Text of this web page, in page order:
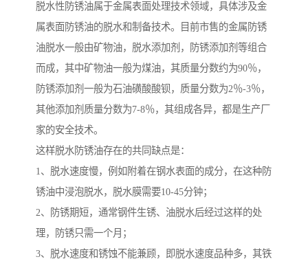
脱水性防锈油属于金属表面处理技术领域，具体涉及金
属表面防锈油的脱水和制备技术。目前市售的金属防锈
油脱水一般由矿物油，脱水添加剂，防锈添加剂等组合
而成，其中矿物油一般为煤油，其质量分数约为90％，
防锈添加剂一般为石油磺酸酸钡，质量分数为2％-3％，
其他添加剂质量分数为7-8％，其组成各异，都是生产厂
家的安全技术。
这样脱水防锈油存在的共同缺点是：
1、脱水速度慢，例如附着在钢水表面的成分，在这种防
锈油中浸泡脱水，脱水膜需要10-45分钟；
2、防锈期短，通常钢件生锈、油脱水后经过这样的处
理，防锈只需一个月；
3、脱水速度和锈蚀不能兼顾，即脱水速度品种多，其铁